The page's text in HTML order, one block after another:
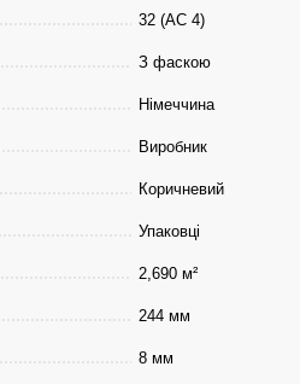
32 (АС 4)
З фаскою
Німеччина
Виробник
Коричневий
Упаковці
2,690 м²
244 мм
8 мм